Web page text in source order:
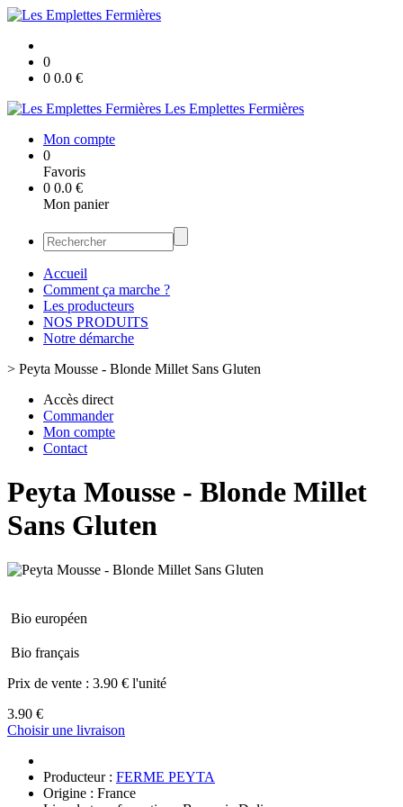
0
0 0.0 €
Les Emplettes Fermières
Mon compte
0
Favoris
0 0.0 €
Mon panier
Accueil
Comment ça marche ?
Les producteurs
NOS PRODUITS
Notre démarche
> Peyta Mousse - Blonde Millet Sans Gluten
Accès direct
Commander
Mon compte
Contact
Peyta Mousse - Blonde Millet
Sans Gluten
Bio européen
Bio français
Prix de vente : 3.90 € l'unité
3.90 €
Choisir une livraison
Producteur : FERME PEYTA
Origine : France